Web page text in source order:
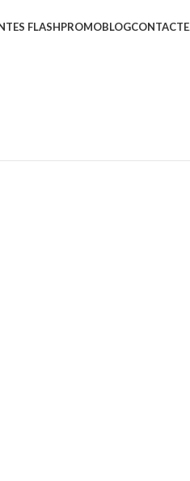
FLASHPROMOBLOG